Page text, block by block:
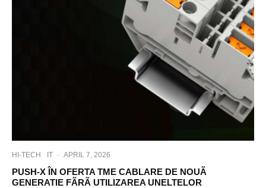
HI-TECH IT · APRIL 7, 2026
PUSH-X ÎN OFERTA TME CABLARE DE NOUÃ
GENERATIE FÃRÃ UTILIZAREA UNELTELOR